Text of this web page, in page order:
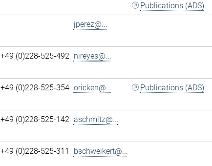
Publications (ADS)
jperez@...
+49 (0)228-525-492 nireyes@...
+49 (0)228-525-354 oricken@... Publications (ADS)
+49 (0)228-525-142 aschmitz@...
+49 (0)228-525-311 bschweikert@...